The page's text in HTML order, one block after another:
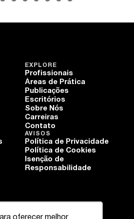
oferecer melhor
EXPLORE
Profissionais
Áreas de Prática
Publicações
Escritórios
Sobre Nós
Carreiras
Contato
AVISOS
Política de Privacidade
Política de Cookies
Isenção de
Responsabilidade